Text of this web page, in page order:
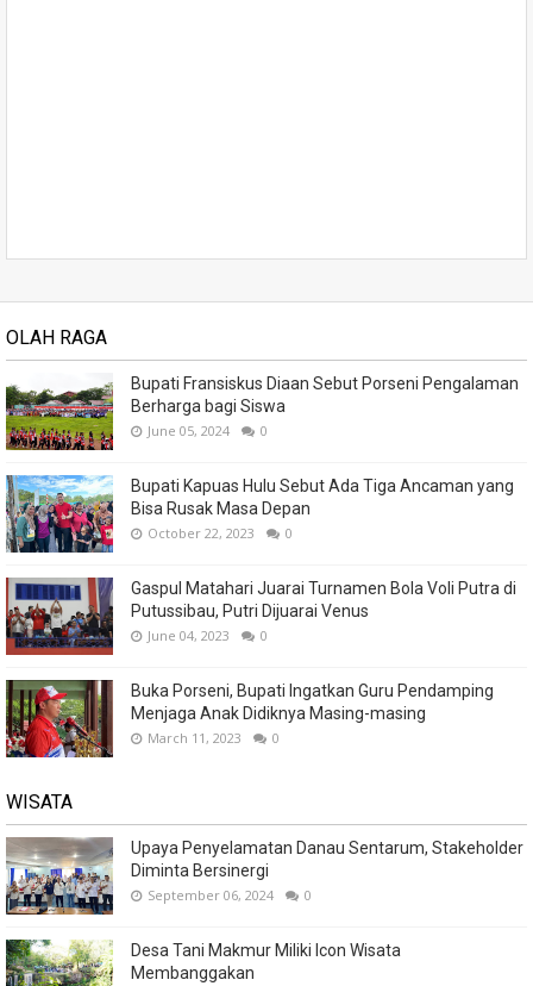
OLAH RAGA
Bupati Fransiskus Diaan Sebut Porseni Pengalaman
Berharga bagi Siswa
June 05, 2024 0
Bupati Kapuas Hulu Sebut Ada Tiga Ancaman yang
Bisa Rusak Masa Depan
October 22, 2023 0
Gaspul Matahari Juarai Turnamen Bola Voli Putra di
Putussibau, Putri Dijuarai Venus
June 04, 2023 0
Buka Porseni, Bupati Ingatkan Guru Pendamping
Menjaga Anak Didiknya Masing-masing
March 11, 2023 0
WISATA
Upaya Penyelamatan Danau Sentarum, Stakeholder
Diminta Bersinergi
September 06, 2024 0
Desa Tani Makmur Miliki Icon Wisata
Membanggakan